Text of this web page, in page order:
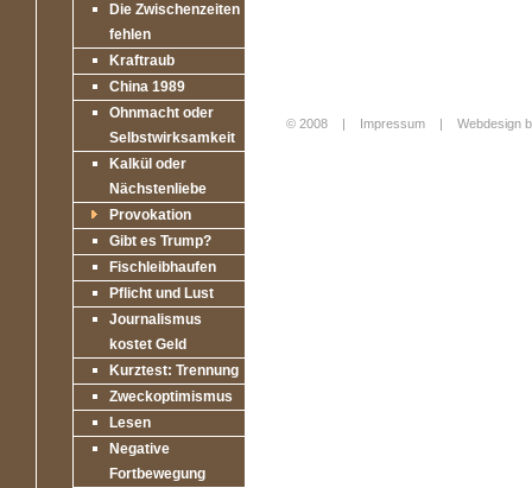
Die Zwischenzeiten
fehlen
Kraftraub
China 1989
Ohnmacht oder
Selbstwirksamkeit
Kalkül oder
Nächstenliebe
Provokation
Gibt es Trump?
Fischleibhaufen
Pflicht und Lust
Journalismus
kostet Geld
Kurztest: Trennung
Zweckoptimismus
Lesen
Negative
Fortbewegung
© 2008 | Impressum Webdesign